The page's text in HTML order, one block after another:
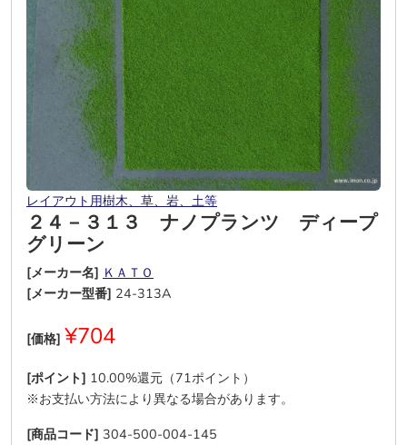
レイアウト用樹木、草、岩、土等
２４－３１３ ナノプランツ ディープ
グリーン
[メーカー名] ＫＡＴＯ
[メーカー型番] 24-313A
[価格] ¥704
[ポイント] 10.00%還元（71ポイント）
※お支払い方法により異なる場合があります。
[商品コード] 304-500-004-145